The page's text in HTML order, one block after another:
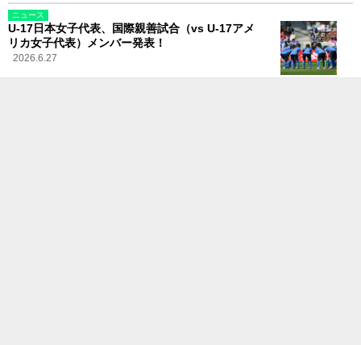
ニュース
U-17日本女子代表、国際親善試合（vs U-17アメ
リカ女子代表）メンバー発表！
2026.6.27